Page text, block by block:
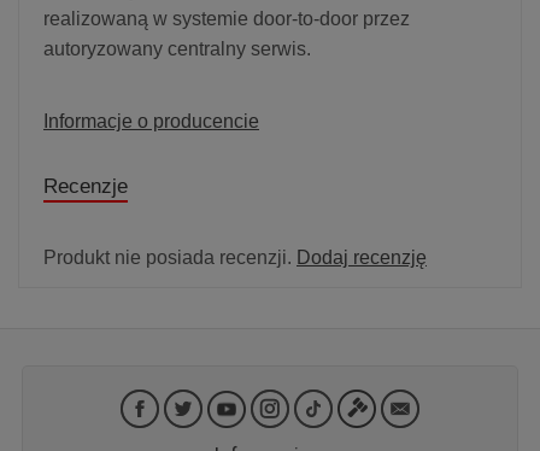
realizowaną w systemie door-to-door przez
autoryzowany centralny serwis.
Informacje o producencie
Recenzje
Produkt nie posiada recenzji. Dodaj recenzję